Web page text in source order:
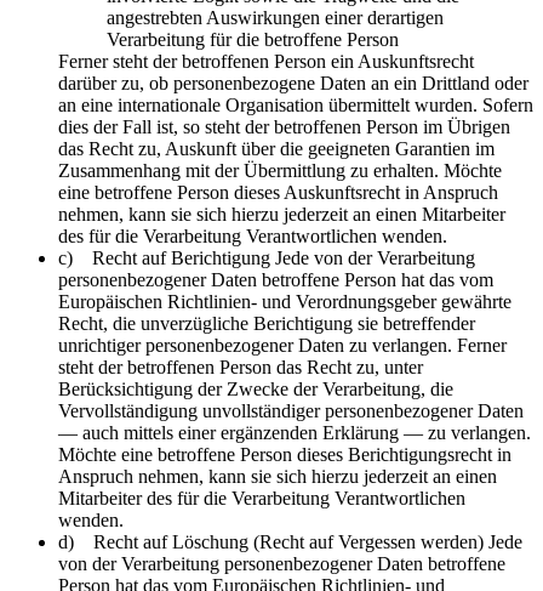
angestrebten Auswirkungen einer derartigen
Verarbeitung für die betroffene Person
Ferner steht der betroffenen Person ein Auskunftsrecht
darüber zu, ob personenbezogene Daten an ein Drittland oder
an eine internationale Organisation übermittelt wurden. Sofern
dies der Fall ist, so steht der betroffenen Person im Übrigen
das Recht zu, Auskunft über die geeigneten Garantien im
Zusammenhang mit der Übermittlung zu erhalten. Möchte
eine betroffene Person dieses Auskunftsrecht in Anspruch
nehmen, kann sie sich hierzu jederzeit an einen Mitarbeiter
des für die Verarbeitung Verantwortlichen wenden.
c) Recht auf Berichtigung Jede von der Verarbeitung
personenbezogener Daten betroffene Person hat das vom
Europäischen Richtlinien- und Verordnungsgeber gewährte
Recht, die unverzügliche Berichtigung sie betreffender
unrichtiger personenbezogener Daten zu verlangen. Ferner
steht der betroffenen Person das Recht zu, unter
Berücksichtigung der Zwecke der Verarbeitung, die
Vervollständigung unvollständiger personenbezogener Daten
— auch mittels einer ergänzenden Erklärung — zu verlangen.
Möchte eine betroffene Person dieses Berichtigungsrecht in
Anspruch nehmen, kann sie sich hierzu jederzeit an einen
Mitarbeiter des für die Verarbeitung Verantwortlichen
wenden.
d) Recht auf Löschung (Recht auf Vergessen werden) Jede
von der Verarbeitung personenbezogener Daten betroffene
Person hat das vom Europäischen Richtlinien- und